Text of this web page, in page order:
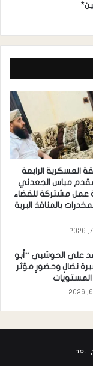
العسكرية الرابعة
مياس الجعدني
مشتركة للقضاء
بالمنافذ البرية
علي الحوشبي “أبو
نضالٍ وحضورٍ مؤثر